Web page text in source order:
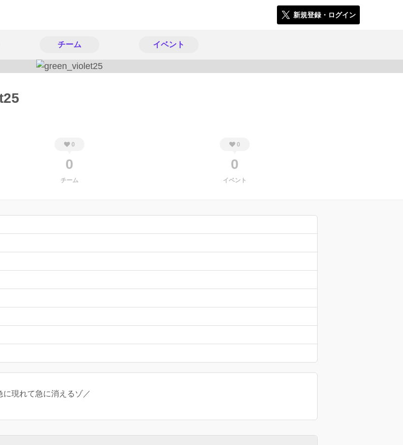
新規登録・ログイン
チーム イベント
0
0
チーム
0
0
イベント
現れて急に消えるゾ／